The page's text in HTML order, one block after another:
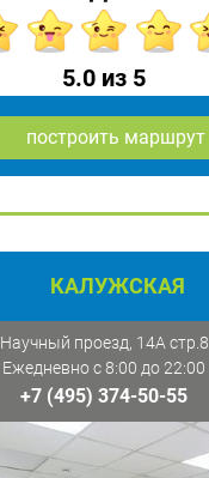
5.0 из 5
построить маршрут
КАЛУЖСКАЯ
Научный проезд, 14А стр.8
Ежедневно с 8:00 до 22:00
+7 (495) 374-50-55